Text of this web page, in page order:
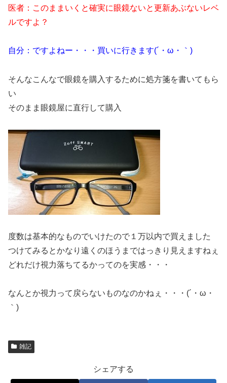
医者：このままいくと確実に眼鏡ないと更新あぶないレベ
ルですよ？
自分：ですよねー・・・買いに行きます(´・ω・｀)
そんなこんなで眼鏡を購入するために処方箋を書いてもら
い
そのまま眼鏡屋に直行して購入
度数は基本的なものでいけたので１万以内で買えました
つけてみるとかなり遠くのほうまではっきり見えますねぇ
どれだけ視力落ちてるかってのを実感・・・
なんとか視力って戻らないものなのかねぇ・・・(´・ω・
｀)
雑記
シェアする